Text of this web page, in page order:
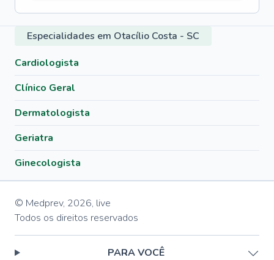
Especialidades em Otacílio Costa - SC
Cardiologista
Clínico Geral
Dermatologista
Geriatra
Ginecologista
© Medprev, 2026, live
Todos os direitos reservados
PARA VOCÊ